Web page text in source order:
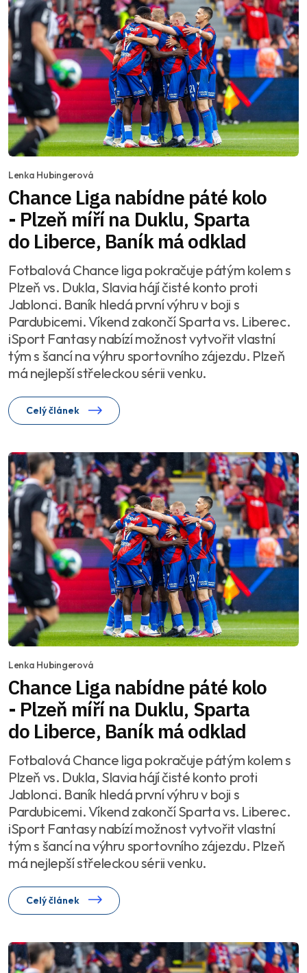
Lenka Hubingerová
Chance Liga nabídne páté kolo
- Plzeň míří na Duklu, Sparta
do Liberce, Baník má odklad
Fotbalová Chance liga pokračuje pátým kolem s
Plzeň vs. Dukla, Slavia hájí čisté konto proti
Jablonci. Baník hledá první výhru v boji s
Pardubicemi. Víkend zakončí Sparta vs. Liberec.
iSport Fantasy nabízí možnost vytvořit vlastní
tým s šancí na výhru sportovního zájezdu. Plzeň
má nejlepší střeleckou sérii venku.
Celý článek
Lenka Hubingerová
Chance Liga nabídne páté kolo
- Plzeň míří na Duklu, Sparta
do Liberce, Baník má odklad
Fotbalová Chance liga pokračuje pátým kolem s
Plzeň vs. Dukla, Slavia hájí čisté konto proti
Jablonci. Baník hledá první výhru v boji s
Pardubicemi. Víkend zakončí Sparta vs. Liberec.
iSport Fantasy nabízí možnost vytvořit vlastní
tým s šancí na výhru sportovního zájezdu. Plzeň
má nejlepší střeleckou sérii venku.
Celý článek